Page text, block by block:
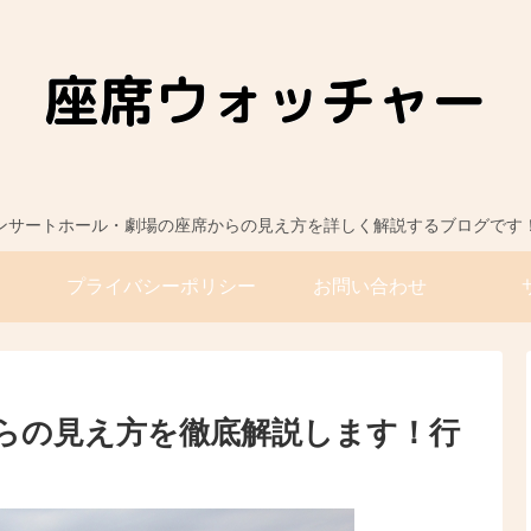
サートホール・劇場の座席からの見え方を詳しく解説するブログです
プライバシーポリシー お問い合わせ
の見え方を徹底解説します！行